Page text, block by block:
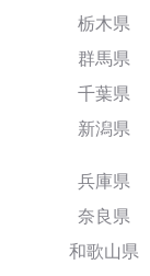
栃木県
群馬県
千葉県
新潟県
兵庫県
奈良県
和歌山県